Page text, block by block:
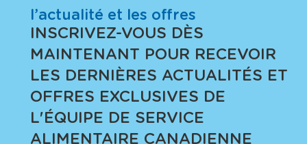
l’actualité et les offres
INSCRIVEZ-VOUS DÈS
MAINTENANT POUR RECEVOIR
LES DERNIÈRES ACTUALITÉS ET
OFFRES EXCLUSIVES DE
L'ÉQUIPE DE SERVICE
ALIMENTAIRE CANADIENNE